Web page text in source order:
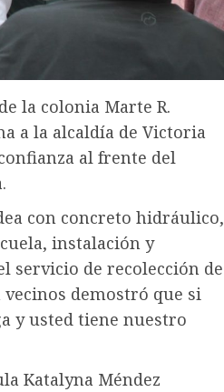
la colonia Marte R.
a la alcaldía de Victoria
al frente del
con concreto hidráulico,
instalación y
servicio de recolección de
demostró que si
y usted tiene nuestro
Katalyna Méndez